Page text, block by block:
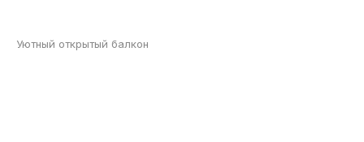
Уютный открытый балкон